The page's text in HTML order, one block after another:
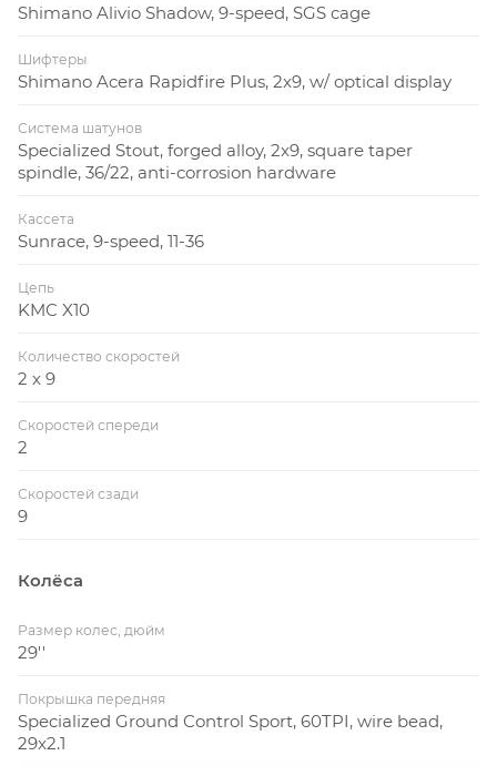
Shimano Alivio Shadow, 9-speed, SGS cage
Шифтеры
Shimano Acera Rapidfire Plus, 2x9, w/ optical display
Система шатунов
Specialized Stout, forged alloy, 2x9, square taper
spindle, 36/22, anti-corrosion hardware
Кассета
Sunrace, 9-speed, 11-36
Цепь
KMC X10
Количество скоростей
2 x 9
Скоростей спереди
2
Скоростей сзади
9
Колёса
Размер колес, дюйм
29''
Покрышка передняя
Specialized Ground Control Sport, 60TPI, wire bead,
29x2.1